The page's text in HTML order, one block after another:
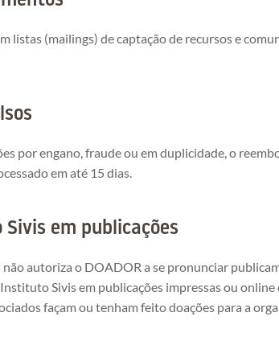
listas (mailings) de captação de recursos e
por engano, fraude ou em duplicidade, o
em até 15 dias.
em publicações
autoriza o DOADOR a se pronunciar
Sivis em publicações impressas ou
façam ou tenham feito doações para a